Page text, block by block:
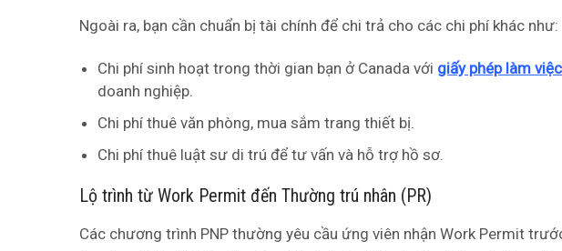
Ngoài ra, bạn cần chuẩn bị tài chính để chi trả cho các chi phí khác như:
Chi phí sinh hoạt trong thời gian bạn ở Canada với giấy phép làm việc
doanh nghiệp.
Chi phí thuê văn phòng, mua sắm trang thiết bị.
Chi phí thuê luật sư di trú để tư vấn và hỗ trợ hồ sơ.
Lộ trình từ Work Permit đến Thường trú nhân (PR)
Các chương trình PNP thường yêu cầu ứng viên nhận Work Permit